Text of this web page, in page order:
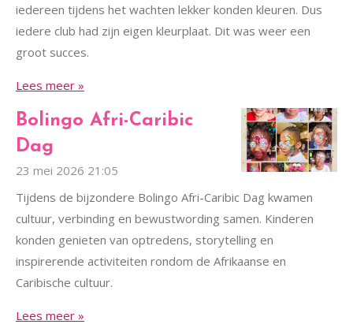
iedereen tijdens het wachten lekker konden kleuren. Dus
iedere club had zijn eigen kleurplaat. Dit was weer een
groot succes.
Lees meer »
Bolingo Afri-Caribic
Dag
23 mei 2026 21:05
Tijdens de bijzondere Bolingo Afri-Caribic Dag kwamen
cultuur, verbinding en bewustwording samen. Kinderen
konden genieten van optredens, storytelling en
inspirerende activiteiten rondom de Afrikaanse en
Caribische cultuur.
Lees meer »